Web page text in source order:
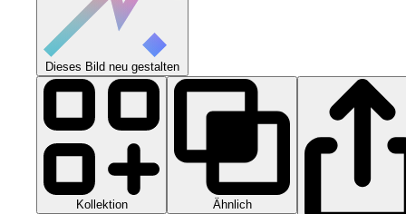
Dieses Bild neu gestalten
Kollektion Ähnlich